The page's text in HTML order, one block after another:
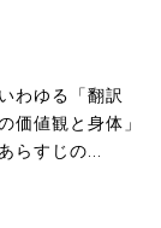
わゆる「翻訳
価値観と身体」
らすじの...